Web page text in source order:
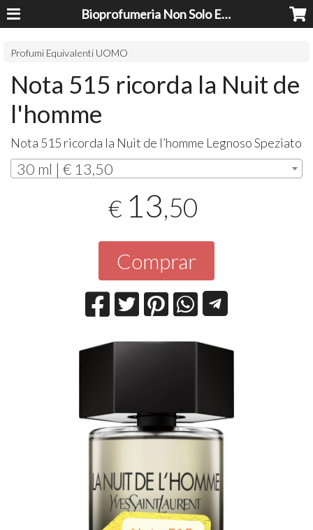
Bioprofumeria Non Solo Essenze
Profumi Equivalenti UOMO
Nota 515 ricorda la Nuit de
l'homme
Nota 515 ricorda la Nuit de l’homme Legnoso Speziato
30 ml | € 13,50
€ 13,50
Comprar